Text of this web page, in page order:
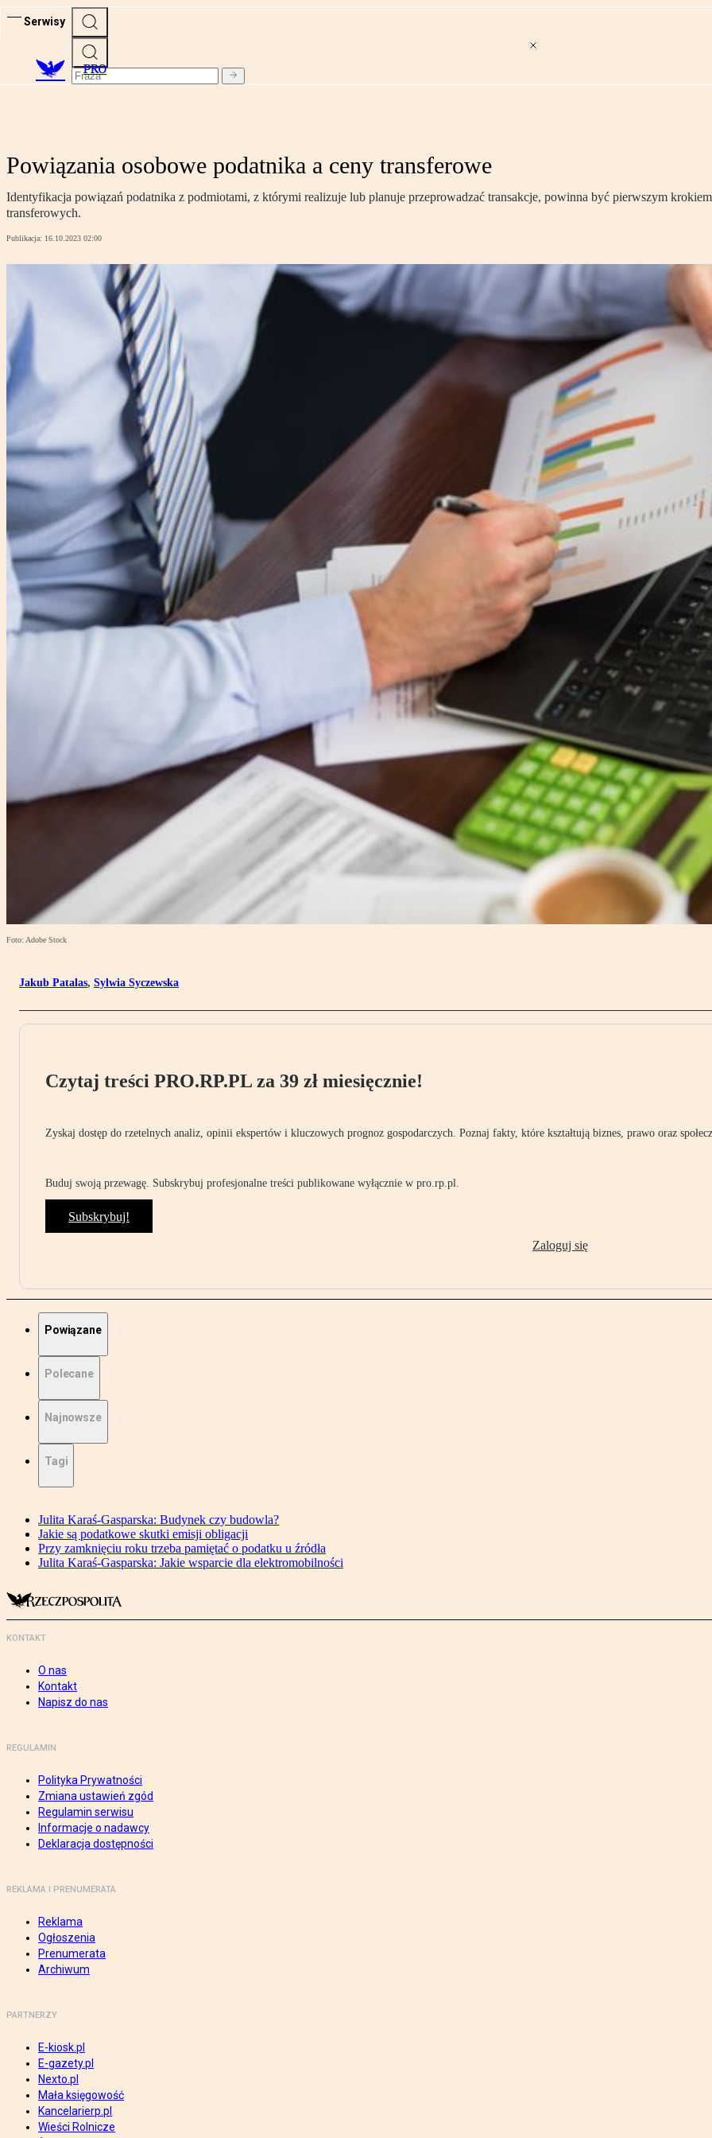
Serwisy
PRO
Powiązania osobowe podatnika a ceny transferowe
Identyfikacja powiązań podatnika z podmiotami, z którymi realizuje lub planuje przeprowadzać transakcje, powinna być pierwszym
transferowych.
Publikacja: 16.10.2023 02:00
Foto: Adobe Stock
Jakub Patalas, Sylwia Syczewska
Czytaj treści PRO.RP.PL za 39 zł miesięcznie!
Zyskaj dostęp do rzetelnych analiz, opinii ekspertów i kluczowych prognoz gospodarczych. Poznaj fakty, które kształtują biznes, prawo oraz
Buduj swoją przewagę. Subskrybuj profesjonalne treści publikowane wyłącznie w pro.rp.pl.
Subskrybuj!
Zaloguj się
Powiązane
Polecane
Najnowsze
Tagi
Julita Karaś-Gasparska: Budynek czy budowla?
Jakie są podatkowe skutki emisji obligacji
Przy zamknięciu roku trzeba pamiętać o podatku u źródła
Julita Karaś-Gasparska: Jakie wsparcie dla elektromobilności
KONTAKT
O nas
Kontakt
Napisz do nas
REGULAMIN
Polityka Prywatności
Zmiana ustawień zgód
Regulamin serwisu
Informacje o nadawcy
Deklaracja dostępności
REKLAMA I PRENUMERATA
Reklama
Ogłoszenia
Prenumerata
Archiwum
PARTNERZY
E-kiosk.pl
E-gazety.pl
Nexto.pl
Mała księgowość
Kancelarierp.pl
Wieści Rolnicze